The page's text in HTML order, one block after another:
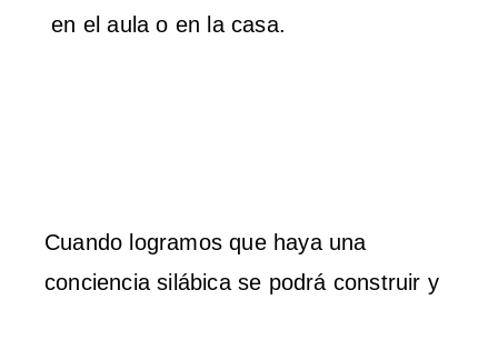
en el aula o en la casa.
Cuando logramos que haya una
conciencia silábica se podrá construir y